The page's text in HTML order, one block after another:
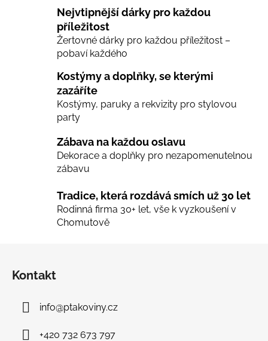
l
d
í
r
y
v
i
s
Nejvtipnější dárky pro každou
příležitost
Žertovné dárky pro každou příležitost –
pobaví každého
Kostýmy a doplňky, se kterými
zazáříte
Kostýmy, paruky a rekvizity pro stylovou
party
Zábava na každou oslavu
Dekorace a doplňky pro nezapomenutelnou
zábavu
Tradice, která rozdává smích už 30 let
Rodinná firma 30+ let, vše k vyzkoušení v
Chomutově
Kontakt
info@ptakoviny.cz
+420 732 673 797